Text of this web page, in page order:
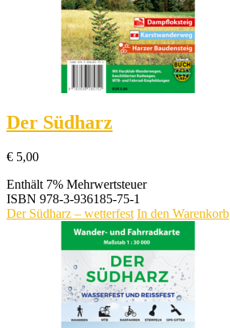
Der Südharz
€ 5,00
Enthält 7% Mehrwertsteuer
ISBN 978-3-936185-75-1
Der Südharz – wetterfest In den Warenkorb